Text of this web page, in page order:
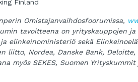
Finland
Omistajanvaihdosfoorumissa,
tavoitteena on yrityskauppojen
elinkeinoministeriö sekä
liitto, Nordea, Danske Bank,
myös SEKES, Suomen